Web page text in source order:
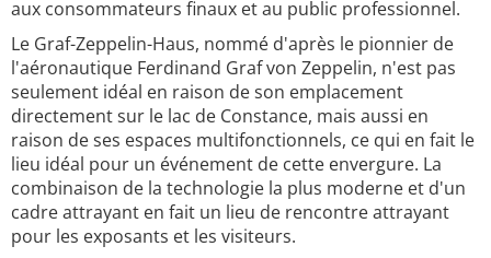
aux consommateurs finaux et au public professionnel.
Le Graf-Zeppelin-Haus, nommé d'après le pionnier de
l'aéronautique Ferdinand Graf von Zeppelin, n'est pas
seulement idéal en raison de son emplacement
directement sur le lac de Constance, mais aussi en
raison de ses espaces multifonctionnels, ce qui en fait le
lieu idéal pour un événement de cette envergure. La
combinaison de la technologie la plus moderne et d'un
cadre attrayant en fait un lieu de rencontre attrayant
pour les exposants et les visiteurs.